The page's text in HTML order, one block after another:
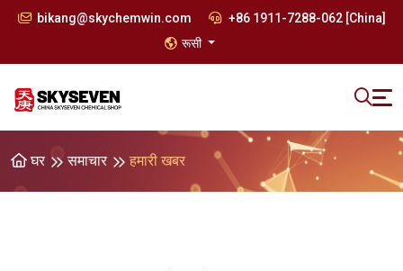
bikang@skychemwin.com
+86 1911-7288-062 [China]
रूसी
घर समाचार हमारी खबर